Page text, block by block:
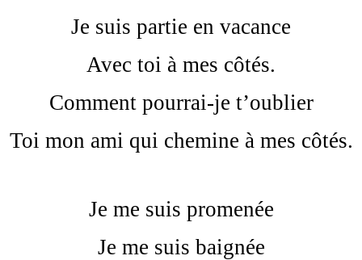
Je suis partie en vacance
Avec toi à mes côtés.
Comment pourrai-je t’oublier
Toi mon ami qui chemine à mes côtés.
Je me suis promenée
Je me suis baignée